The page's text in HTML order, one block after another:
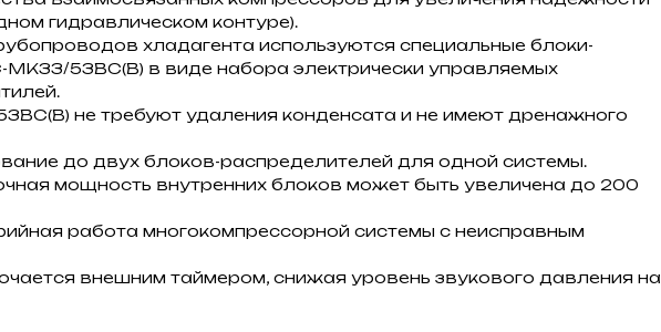
гидравлическом контуре).
хладагента используются специальные блоки-
MK33/53BC(B) в виде набора электрически управляемых
не требуют удаления конденсата и не имеют дренажного
до двух блоков-распределителей для одной системы.
мощность внутренних блоков может быть увеличена до 200
работа многокомпрессорной системы с неисправным
внешним таймером, снижая уровень звукового давления на